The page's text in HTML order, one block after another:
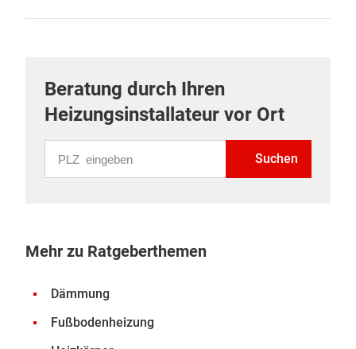
Beratung durch Ihren
Heizungsinstallateur vor Ort
Suchen
Mehr zu Ratgeberthemen
Dämmung
Fußbodenheizung